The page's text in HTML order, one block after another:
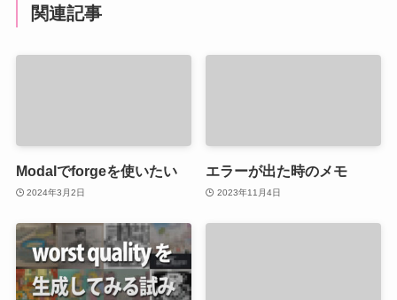
関連記事
Modalでforgeを使いたい
2024年3月2日
エラーが出た時のメモ
2023年11月4日